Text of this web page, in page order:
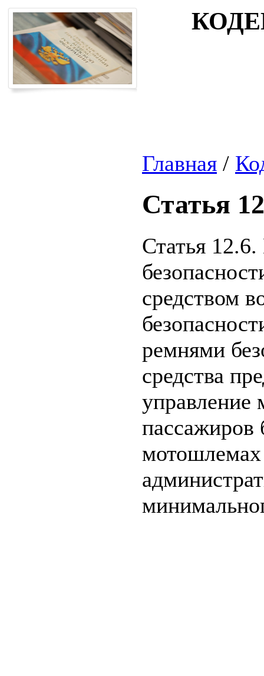
Главная /
Статья
Статья
средством
ремнями
средства
управление
пассажиров
мотошлемах